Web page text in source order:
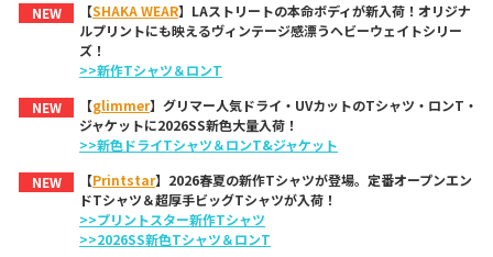
NEW
【SHAKA WEAR】LAストリートの本命ボディが新入荷！オリジナ
ルプリントにも映えるヴィンテージ感漂うヘビーウェイトシリー
ズ！
>>新作Tシャツ＆ロンT
NEW
【glimmer】グリマー人気ドライ・UVカットのTシャツ・ロンT・
ジャケットに2026SS新色大量入荷！
>>新色ドライTシャツ＆ロンT&ジャケット
NEW
【Printstar】2026春夏の新作Tシャツが登場。定番オープンエン
ドTシャツ＆超厚手ビッグTシャツが入荷！
>>プリントスター新作Tシャツ
>>2026SS新色Tシャツ＆ロンT